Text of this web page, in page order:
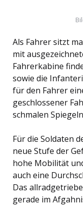
Als Fahrer sitzt
mit
Fahrerkabine
sowie die
für den Fahrer
geschlossener
schmalen
Für die Soldaten
neue Stufe der
hohe Mobilität
auch eine
Das
gerade im